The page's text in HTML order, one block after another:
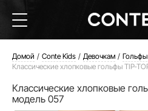
Домой Conte Kids Девочкам Гольфы
Классические хлопковые гольфы TIP-
Классические хлопковые
модель 057